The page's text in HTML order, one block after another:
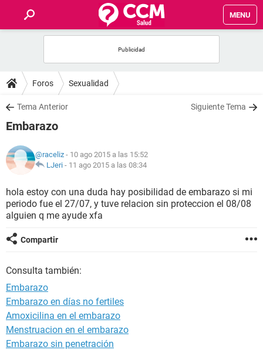
MENU
FOROS
SALUD
NUTRICIÓN
BIENESTAR
Foros Sexualidad
Tema Anterior Siguiente Tema
Embarazo
@raceliz - 10 ago 2015 a las 15:52
LJeri - 11 ago 2015 a las 08:34
hola estoy con una duda hay posibilidad de embarazo si mi
periodo fue el 27/07, y tuve relacion sin proteccion el 08/08
alguien q me ayude xfa
Compartir
Consulta también:
Embarazo
Embarazo en días no fertiles
Amoxicilina en el embarazo
Menstruacion en el embarazo
Embarazo sin penetración